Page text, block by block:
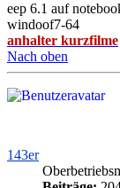
eep 6.1 auf
windoof7-64
anhalter kurzfilme
Nach oben
143er